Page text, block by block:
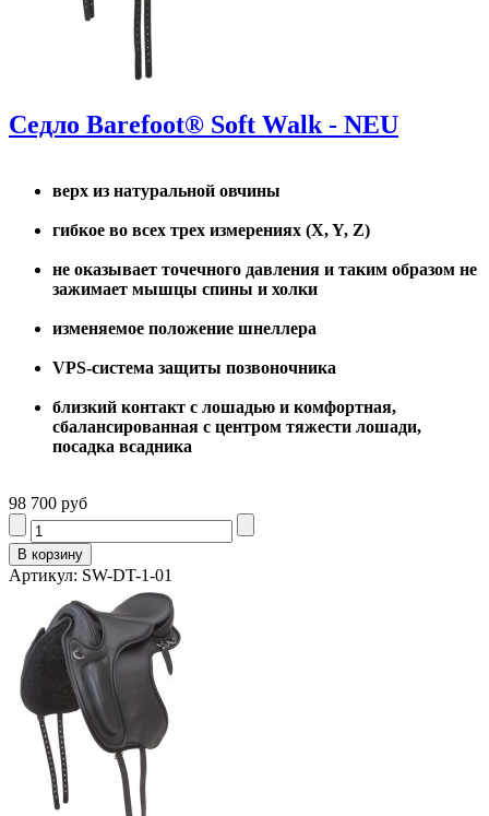
Седло Barefoot® Soft Walk - NEU
верх из натуральной овчины
гибкое во всех трех измерениях (X, Y, Z)
не оказывает точечного давления и таким образом не
зажимает мышцы спины и холки
изменяемое положение шнеллера
VPS-система защиты позвоночника
близкий контакт с лошадью и комфортная,
сбалансированная с центром тяжести лошади,
посадка всадника
98 700 руб
Артикул: SW-DT-1-01